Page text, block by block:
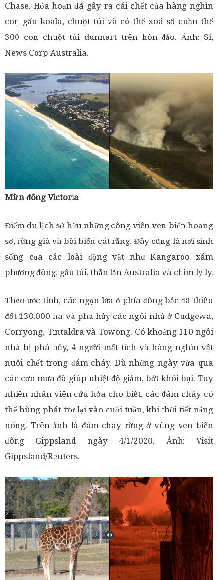
Chase. Hỏa hoạn đã gây ra cái chết của hàng nghìn
con gấu koala, chuột túi và có thể xoá sổ quần thể
300 con chuột túi dunnart trên hòn đảo. Ảnh: Si,
News Corp Australia.
Miền đông Victoria
Điểm du lịch sở hữu những công viên ven biển hoang
sơ, rừng già và bãi biển cát rắng. Đây cũng là nơi sinh
sống của các loài động vật như Kangaroo xám
phương đông, gấu túi, thằn lằn Australia và chim ly ly.
Theo ước tính, các ngọn lửa ở phía đông bắc đã thiêu
đốt 130.000 ha và phá hủy các ngôi nhà ở Cudgewa,
Corryong, Tintaldra và Towong. Có khoảng 110 ngôi
nhà bị phá hủy, 4 người mất tích và hàng nghìn vật
nuôi chết trong đám cháy. Dù những ngày vừa qua
các cơn mưa đã giúp nhiệt độ giảm, bớt khói bụi. Tuy
nhiên nhân viên cứu hỏa cho biết, các đám cháy có
thể bùng phát trở lại vào cuối tuần, khi thời tiết nắng
nóng. Trên ảnh là đám cháy rừng ở vùng ven biển
đông Gippsland ngày 4/1/2020. Ảnh: Visit
Gippsland/Reuters.